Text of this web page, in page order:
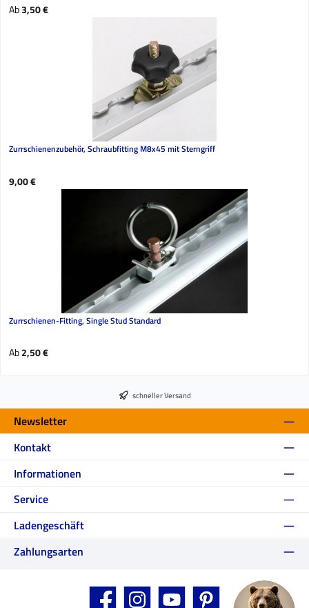
Regulärer Preis:
Ab3,50 €
Zurrschienenzubehör, Schraubfitting M8x45 mit Sterngriff
Regulärer Preis:
9,00 €
Zurrschienen-Fitting, Single Stud Standard
Regulärer Preis:
Ab2,50 €
schneller Versand
Newsletter
Kontakt
Informationen
Service
Ladengeschäft
Zahlungsarten
Facebook Instagram YouTube Pinterest